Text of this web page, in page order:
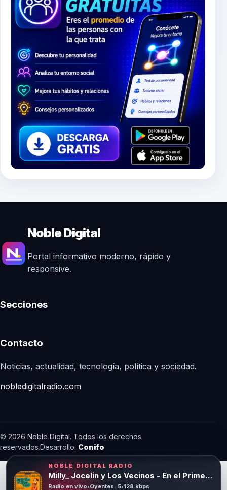
Noble Digital
Portal informativo moderno, rápido y
responsive.
Secciones
Contacto
Noticias, actualidad, tecnología, política y sociedad.
nobledigitalradio.com
© 2026 Noble Digital. Todos los derechos
reservados.Desarrollo: Conifo
NOBLE DIGITAL RADIO
Milly_ Jocelin y Los Vecinos - En el Primer Lugar
Radio en vivo•Oyentes: 5•128 kbps